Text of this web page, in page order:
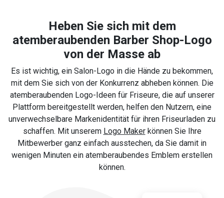
Heben Sie sich mit dem
atemberaubenden Barber Shop-Logo
von der Masse ab
Es ist wichtig, ein Salon-Logo in die Hände zu bekommen,
mit dem Sie sich von der Konkurrenz abheben können. Die
atemberaubenden Logo-Ideen für Friseure, die auf unserer
Plattform bereitgestellt werden, helfen den Nutzern, eine
unverwechselbare Markenidentität für ihren Friseurladen zu
schaffen. Mit unserem Logo Makerkönnen Sie Ihre
Mitbewerber ganz einfach ausstechen, da Sie damit in
wenigen Minuten ein atemberaubendes Emblem erstellen
können.